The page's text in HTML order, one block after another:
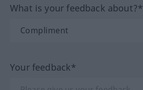
What is your feedback about?*
Your feedback*